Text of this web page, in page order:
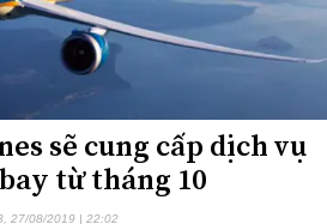
sẽ cung cấp dịch vụ
từ tháng 10
27/08/2019 | 22:02